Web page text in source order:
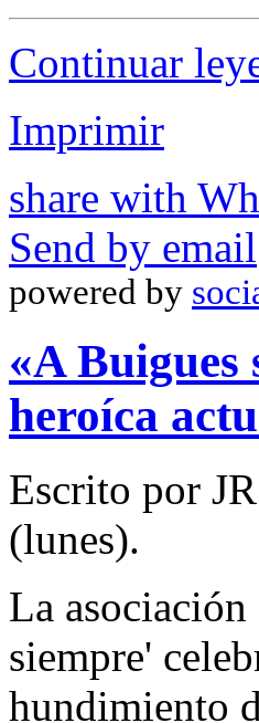
Continuar
Imprimir
share with
Send by email
powered by
«A Buigues
heroíca
Escrito por
(lunes).
La asociación
siempre'
hundimiento